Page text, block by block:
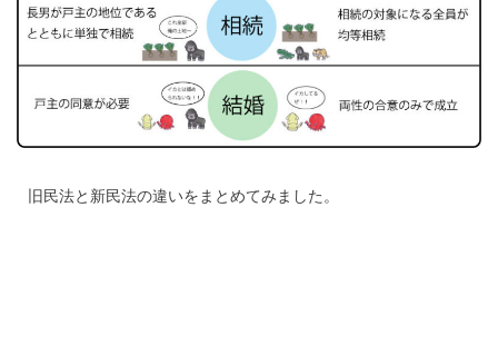
旧民法と新民法の違いをまとめてみました。